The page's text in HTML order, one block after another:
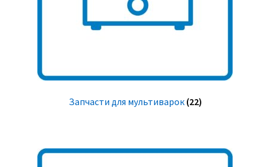
Запчасти для мультиварок (22)